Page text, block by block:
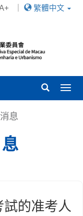
繁體中文
息
的准考人